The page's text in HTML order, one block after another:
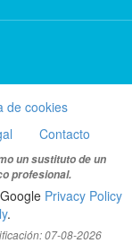
de cookies
Contacto
un sustituto de un
profesional.
Privacy Policy
.
07-08-2026